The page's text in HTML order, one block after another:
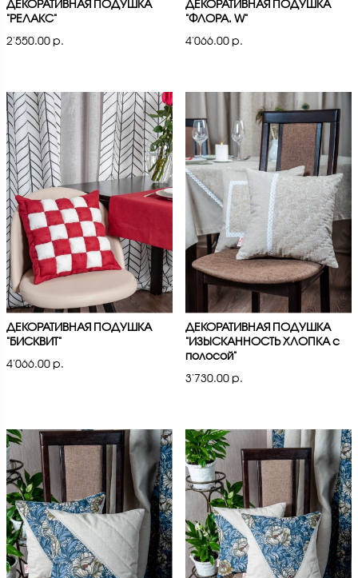
ДЕКОРАТИВНАЯ ПОДУШКА
"РЕЛАКС"
2'550.00 р.
ДЕКОРАТИВНАЯ ПОДУШКА
"ФЛОРА. W"
4'066.00 р.
ДЕКОРАТИВНАЯ ПОДУШКА
"БИСКВИТ"
4'066.00 р.
ДЕКОРАТИВНАЯ ПОДУШКА
"ИЗЫСКАННОСТЬ ХЛОПКА с
полосой"
3'730.00 р.